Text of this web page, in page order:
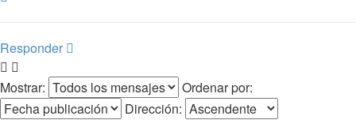
Responder
Mostrar:
Ordenar por:
Dirección: